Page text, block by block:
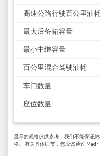
高速公路行驶百公里油耗
最大后备箱容量
最小中继容量
百公里混合驾驶油耗
车门数量
座位数量
显示的规格仅供参考，我们不能保证
格。 有关具体细节，您应该通过